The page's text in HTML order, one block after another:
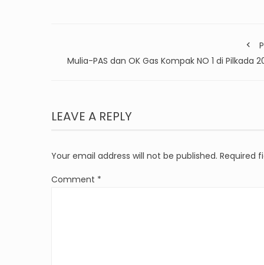
Mulia-PAS dan OK Gas Kompak NO 1 di Pilkada
LEAVE A REPLY
Your email address will not be published. Required
Comment *